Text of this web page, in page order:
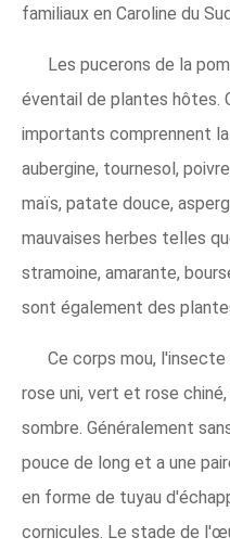
familiaux en Caroline du
Les pucerons de la
éventail de plantes hôtes.
importants comprennent
aubergine, tournesol,
maïs, patate douce,
mauvaises herbes telles
stramoine, amarante,
sont également des
Ce corps mou,
rose uni, vert et rose
sombre. Généralement
pouce de long et a une
en forme de tuyau
cornicules. Le stade de